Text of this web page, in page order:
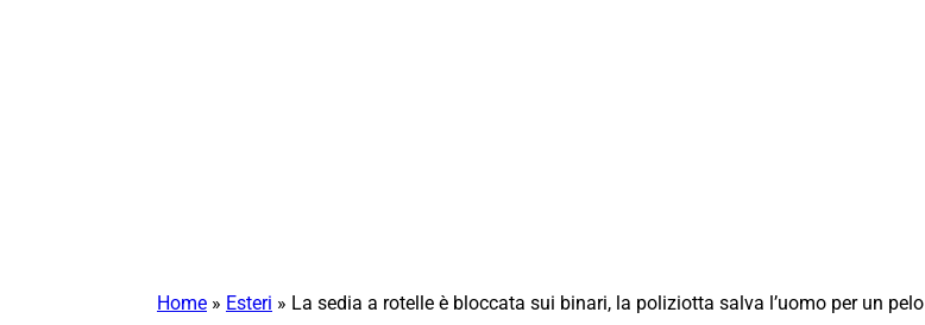
Home » Esteri » La sedia a rotelle è bloccata sui binari, la poliziotta salva l’uomo per un pelo